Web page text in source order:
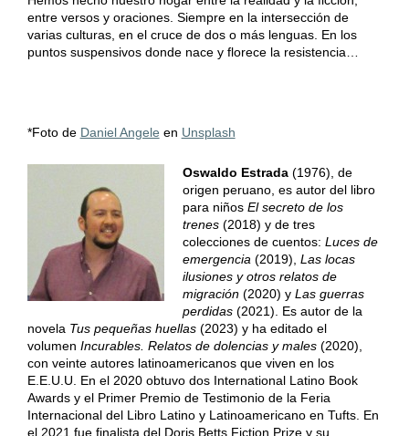
entre versos y oraciones. Siempre en la intersección de
varias culturas, en el cruce de dos o más lenguas. En los
puntos suspensivos donde nace y florece la resistencia…
*Foto de Daniel Angele en Unsplash
Oswaldo Estrada (1976), de
origen peruano, es autor del libro
para niños El secreto de los
trenes(2018) y de tres
colecciones de cuentos: Luces de
emergencia (2019), Las locas
ilusiones y otros relatos de
migración(2020) y Las guerras
perdidas(2021). Es autor de la
novela Tus pequeñas huellas(2023) y ha editado el
volumen Incurables. Relatos de dolencias y males(2020),
con veinte autores latinoamericanos que viven en los
E.E.U.U. En el 2020 obtuvo dos International Latino Book
Awards y el Primer Premio de Testimonio de la Feria
Internacional del Libro Latino y Latinoamericano en Tufts. En
el 2021 fue finalista del Doris Betts Fiction Prize y su